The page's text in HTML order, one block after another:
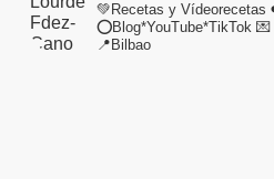
💚Recetas y Vídeorecetas
⭕Blog*YouTube*TikTok 💌
📍Bilbao